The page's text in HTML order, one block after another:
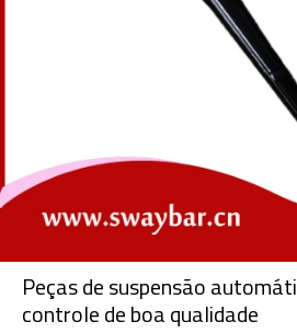
Peças de suspensão
controle de boa qualidade